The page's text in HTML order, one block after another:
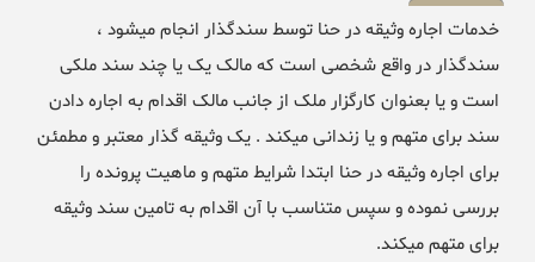
خدمات اجاره وثیقه در حنا توسط سندگذار انجام میشود ،
سندگذار در واقع شخصی است که مالک یک یا چند سند ملکی
است و یا بعنوان کارگزار ملک از جانب مالک اقدام به اجاره دادن
سند برای متهم و یا زندانی میکند . یک وثیقه گذار معتبر و مطمئن
برای اجاره وثیقه در حنا ابتدا شرایط متهم و ماهیت پرونده را
بررسی نموده و سپس متناسب با آن اقدام به تامین سند وثیقه
برای متهم میکند.